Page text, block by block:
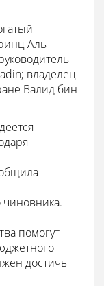
Аль-
владелец
Валид бин
чиновника.
помогут
достичь